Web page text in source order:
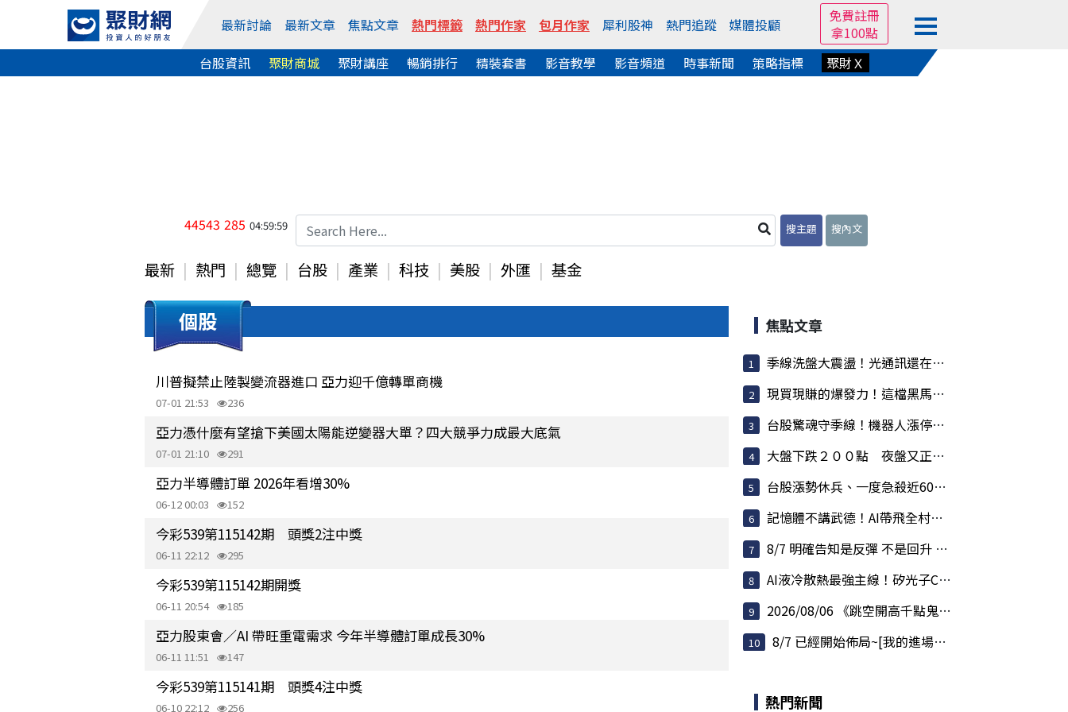
最新討論 最新文章 焦點文章 熱門標籤 熱門作家 包月作家 犀利股神 熱門追蹤 媒體投顧
免費註冊
拿100點
台股資訊
聚財商城 聚財講座 暢銷排行 精裝套書 影音教學 影音頻道 時事新聞 策略指標 聚財Ｘ
44543 285 04:59:59 搜主題 搜內文
最新 熱門 總覽 台股 產業 科技 美股 外匯 基金
個股
川普擬禁止陸製變流器進口 亞力迎千億轉單商機
07-01 21:53 236
亞力憑什麼有望搶下美國太陽能逆變器大單？四大競爭力成最大底氣
07-01 21:10 291
亞力半導體訂單 2026年看增30%
06-12 00:03 152
今彩539第115142期 頭獎2注中獎
06-11 22:12 295
今彩539第115142期開獎
06-11 20:54 185
亞力股東會／AI 帶旺重電需求 今年半導體訂單成長30%
06-11 11:51 147
今彩539第115141期 頭獎4注中獎
06-10 22:12 256
焦點文章
季線洗盤大震盪！光通訊還在噴，散熱強勢，BBU強...
現買現賺的爆發力！這檔黑馬股爆量衝鎖死，主力...
台股驚魂守季線！機器人漲停潮爆發，記憶體還在...
大盤下跌２００點 夜盤又正在跌 反彈要結束了？
台股漲勢休兵、一度急殺近600點！權值股熄火 散...
記憶體不講武德！AI帶飛全村，連蘋果殺價都被對...
8/7 明確告知是反彈 不是回升 但不用急著逃命
AI液冷散熱最強主線！矽光子CPO狂飆接棒
2026/08/06 《跳空開高千點鬼盤洗刷 夜盤拉回測...
8/7 已經開始佈局~[我的進場點~至少800點以上]
熱門新聞